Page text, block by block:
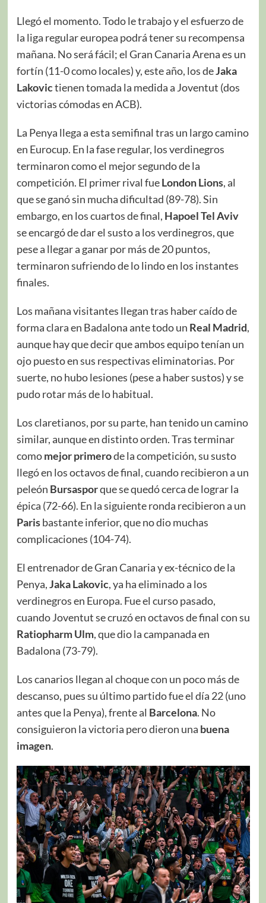
Llegó el momento. Todo le trabajo y el esfuerzo de
la liga regular europea podrá tener su recompensa
mañana. No será fácil; el Gran Canaria Arena es un
fortín (11-0 como locales) y, este año, los deJaka
Lakovictienen tomada la medida a Joventut (dos
victorias cómodas en ACB).
La Penya llega a esta semifinal tras un largo camino
en Eurocup. En la fase regular, los verdinegros
terminaron como el mejor segundo de la
competición. El primer rival fueLondon Lions, al
que se ganó sin mucha dificultad (89-78). Sin
embargo, en los cuartos de final, Hapoel Tel Aviv
se encargó de dar el susto a los verdinegros, que
pese a llegar a ganar por más de 20 puntos,
terminaron sufriendo de lo lindo en los instantes
finales.
Los mañana visitantes llegan tras haber caído de
forma clara en Badalona ante todo un Real Madrid,
aunque hay que decir que ambos equipo tenían un
ojo puesto en sus respectivas eliminatorias. Por
suerte, no hubo lesiones (pese a haber sustos) y se
pudo rotar más de lo habitual.
Los claretianos, por su parte, han tenido un camino
similar, aunque en distinto orden. Tras terminar
comomejor primerode la competición, su susto
llegó en los octavos de final, cuando recibieron a un
peleón Bursasporque se quedó cerca de lograr la
épica (72-66). En la siguiente ronda recibieron a un
Parisbastante inferior, que no dio muchas
complicaciones (104-74).
El entrenador de Gran Canaria y ex-técnico de la
Penya,Jaka Lakovic, ya ha eliminado a los
verdinegros en Europa. Fue el curso pasado,
cuando Joventut se cruzó en octavos de final con su
Ratiopharm Ulm, que dio la campanada en
Badalona (73-79).
Los canarios llegan al choque con un poco más de
descanso, pues su último partido fue el día 22 (uno
antes que la Penya), frente al Barcelona. No
consiguieron la victoria pero dieron una buena
imagen.